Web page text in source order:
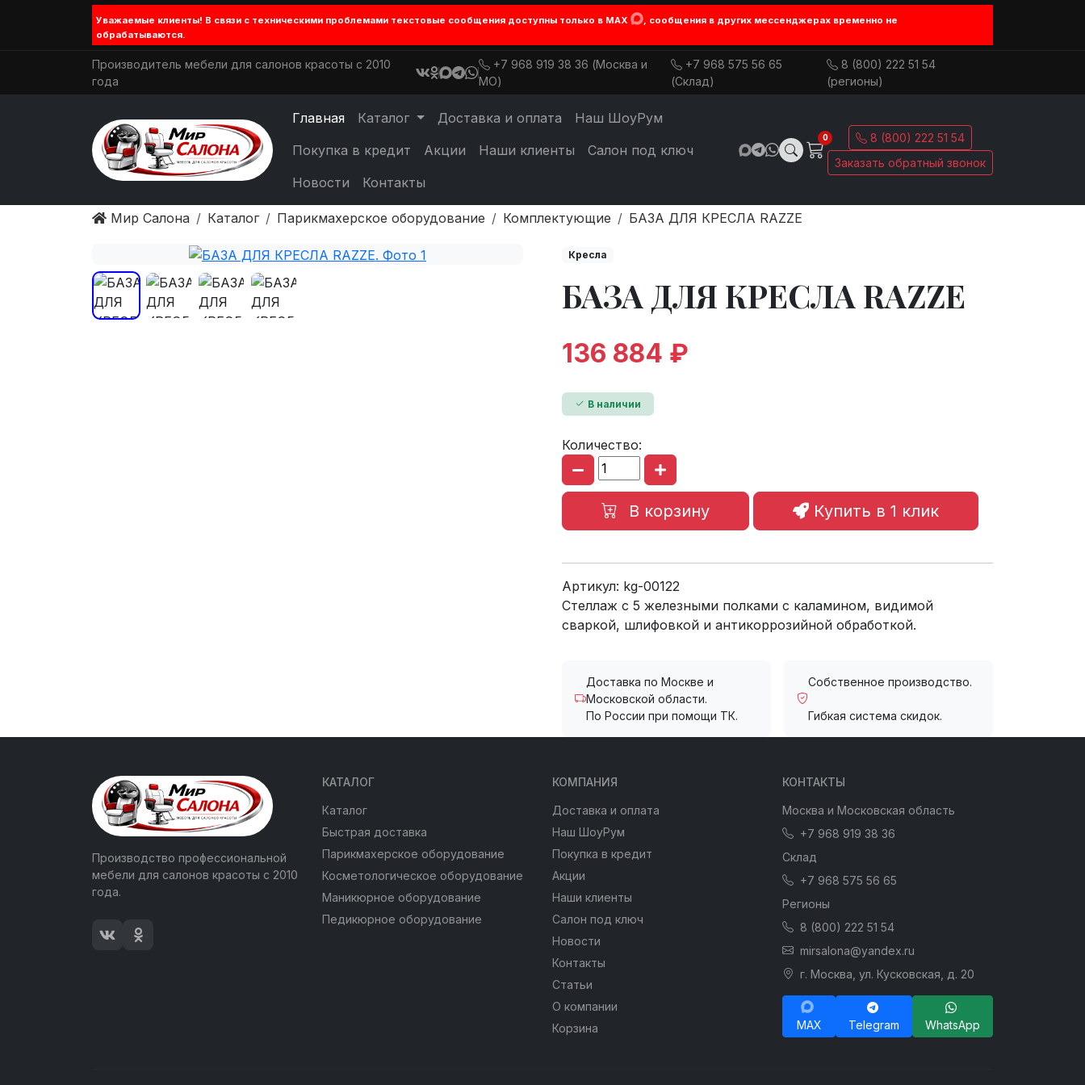
Уважаемые клиенты! В связи с техническими проблемами текстовые сообщения доступны только в MAX
, сообщения в других мессенджерах временно не
обрабатываются.
Производитель мебели для салонов красоты с 2010
года
+7 968 919 38 36 (Москва и
МО)
+7 968 575 56 65
(Склад)
8 (800) 222 51 54
(регионы)
Главная Каталог Доставка и оплата
Наш ШоуРум
Покупка в кредит
Акции Наши клиенты
Салон под ключ
Новости
Контакты
0
8 (800) 222 51 54
Заказать обратный звонок
Мир Салона Каталог Парикмахерское оборудование Комплектующие БАЗА ДЛЯ КРЕСЛА RAZZE
Кресла
БАЗА ДЛЯ КРЕСЛА RAZZE
136 884 ₽
В наличии
Количество:
В корзину Купить в 1 клик
Артикул: kg-00122
Стеллаж с 5 железными полками с каламином, видимой
сваркой, шлифовкой и антикоррозийной обработкой.
Доставка по Москве и
Московской области.
По России при помощи ТК.
Собственное производство.
Гибкая система скидок.
Производство профессиональной
мебели для салонов красоты с 2010
года.
КАТАЛОГ
Каталог
Быстрая доставка
Парикмахерское оборудование
Косметологическое оборудование
Маникюрное оборудование
Педикюрное оборудование
КОМПАНИЯ
Доставка и оплата
Наш ШоуРум
Покупка в кредит
Акции
Наши клиенты
Салон под ключ
Новости
Контакты
Статьи
О компании
Корзина
КОНТАКТЫ
Москва и Московская область
+7 968 919 38 36
Склад
+7 968 575 56 65
Регионы
8 (800) 222 51 54
mirsalona@yandex.ru
г. Москва, ул. Кусковская, д. 20
MAX Telegram WhatsApp